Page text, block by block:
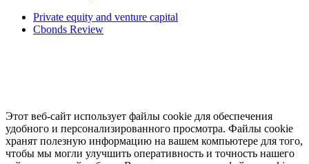
Private equity and venture capital
Cbonds Review
Этот веб-сайт использует файлы cookie для обеспечения
удобного и персонализированного просмотра. Файлы cookie
хранят полезную информацию на вашем компьютере для того,
чтобы мы могли улучшить оперативность и точность нашего